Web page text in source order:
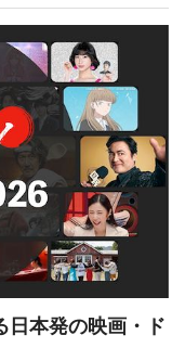
日本発の映画・ド